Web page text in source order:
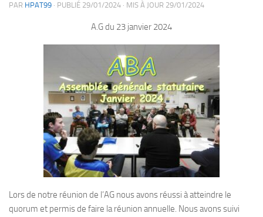
PAR HPAT99 · PUBLIÉ 29/01/2024 · MIS À JOUR 29/01/2024
A.G du 23 janvier 2024
Lors de notre réunion de l’AG nous avons réussi à atteindre le
quorum et permis de faire la réunion annuelle. Nous avons suivi